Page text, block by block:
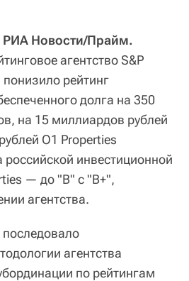
Новости/Прайм.
агентство S&P
понизило рейтинг
долга на 350
на 15 миллиардов рублей
O1 Properties
инвестиционной
— до "B" с "B+",
агентства.
агентства
по рейтингам